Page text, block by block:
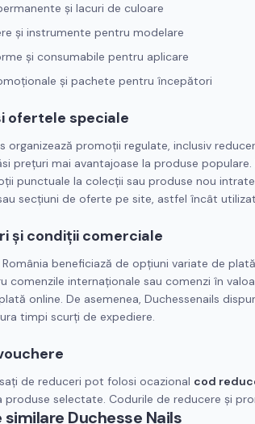
și lacuri de culoare
și instrumente pentru modelare
și consumabile pentru aplicare
și pachete pentru începători
ofertele speciale
organizează promoții regulate, inclusiv
prețuri mai avantajoase la produse
punctuale la colecții sau produse nou
secțiuni de oferte pe site, astfel încât
și condiții comerciale
România beneficiază de opțiuni variate de
comenzile internaționale sau comenzi în
online. De asemenea, Duchessenails
timpi scurți de expediere.
de reduceri pot folosi ocazional cod
produse selectate. Codurile de reducere și
similare Duchesse Nails